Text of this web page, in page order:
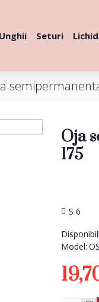
Seturi
Oja
175
Model:
S 6